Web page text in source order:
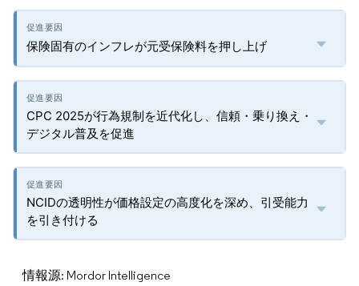
保険固有のインフレが元受保険料を押し上げ
CPC 2025が行為規制を近代化し、信頼・乗り換え・
デジタル普及を促進
NCIDの透明性が価格設定の高度化を深め、引受能力
を引き付ける
情報源: Mordor Intelligence